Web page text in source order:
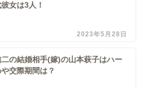
女は3人！
2023年5月28日
の結婚相手(嫁)の山本萩子はハー
交際期間は？